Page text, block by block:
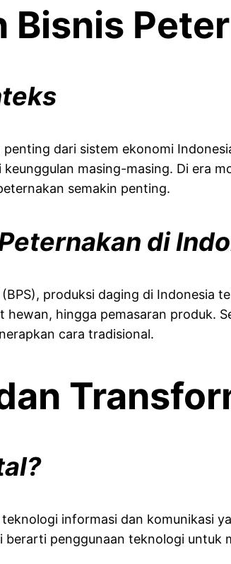
Bisnis
dari sistem ekonomi
masing-masing. Di era
semakin penting.
di
produksi daging di Indonesia
hewan, hingga pemasaran produk.
cara tradisional.
informasi dan komunikasi
penggunaan teknologi untuk